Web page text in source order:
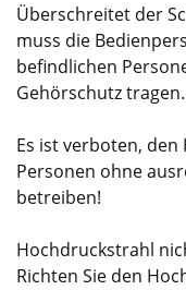
Überschreitet der
muss die
befindlichen
Gehörschutz tragen.
Es ist verboten,
Personen ohne
betreiben!
Hochdruckstrahl
Richten Sie den